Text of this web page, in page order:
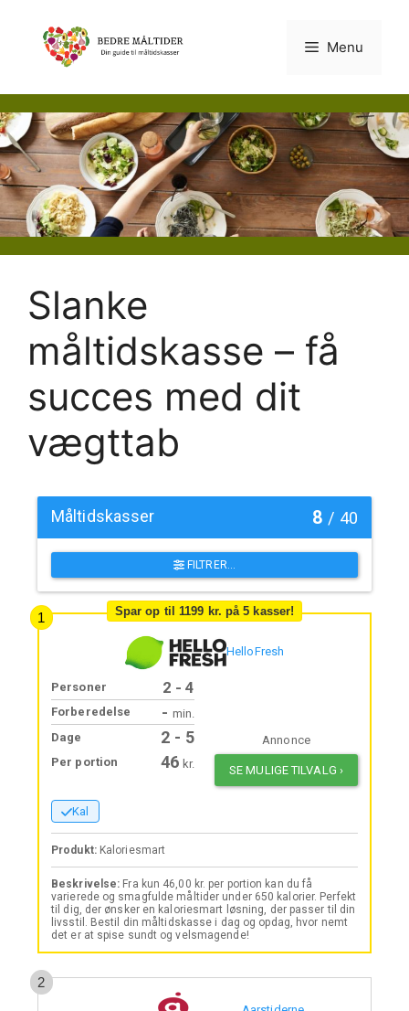
indhold
Menu
Slanke
måltidskasse – få
succes med dit
vægttab